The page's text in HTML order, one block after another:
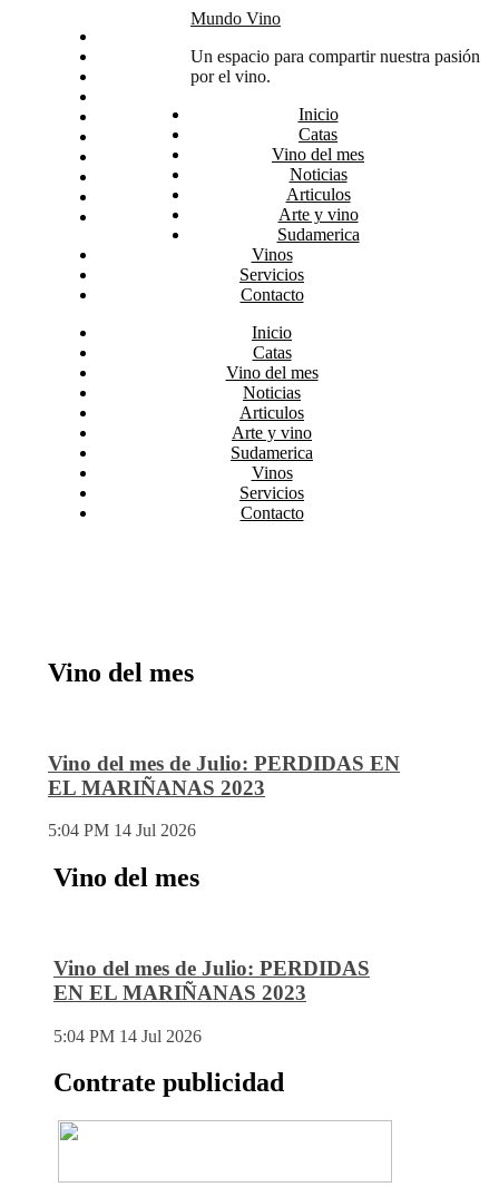
Arte y vino
Sudamerica
Mundo Vino
Un espacio para compartir nuestra pasión
por el vino.
Inicio
Catas
Vino del mes
Noticias
Articulos
Arte y vino
Sudamerica
Vinos
Servicios
Contacto
Inicio
Catas
Vino del mes
Noticias
Articulos
Arte y vino
Sudamerica
Vinos
Servicios
Contacto
Vino del mes
Vino del mes de Julio: PERDIDAS EN
EL MARIÑANAS 2023
5:04 PM 14 Jul 2026
Vino del mes
Vino del mes de Julio: PERDIDAS
EN EL MARIÑANAS 2023
5:04 PM 14 Jul 2026
Contrate publicidad